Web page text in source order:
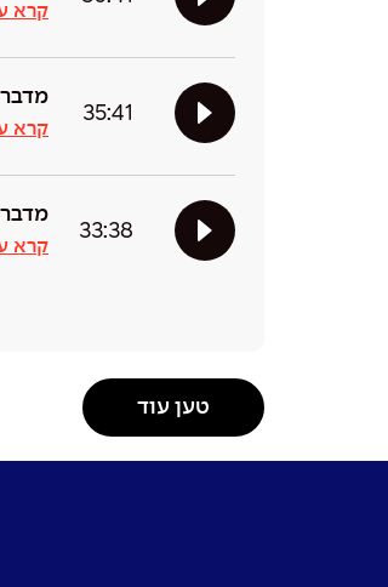
קרא
35:41
קרא
33:38
קרא
טען עוד